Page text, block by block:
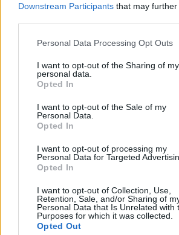
Downstream Participants that may
Please note that this website/app uses
not limited to your visit or usage
grant or deny consent to Google and its
use your data for below specified
consent section.
Personal Data Processing Opt Outs
I want to opt-out of the Sharing of my
personal data.
Opted In
I want to opt-out of the Sale of my
Personal Data.
Opted In
I want to opt-out of processing my
Personal Data for Targeted
Opted In
I want to opt-out of Collection, Use,
Retention, Sale, and/or Sharing of
Personal Data that Is Unrelated with
Purposes for which it was collected.
Opted Out
csomópont építése
Tizenegy meglévő csomópontot korszerűsít
bővítésénél.
Új gyalogosátkelők
csomópont épül
iskoláját